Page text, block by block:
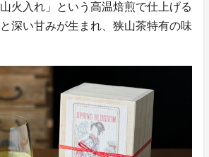
火入れ」という高温焙煎で仕上げる
深い甘みが生まれ、狭山茶特有の味